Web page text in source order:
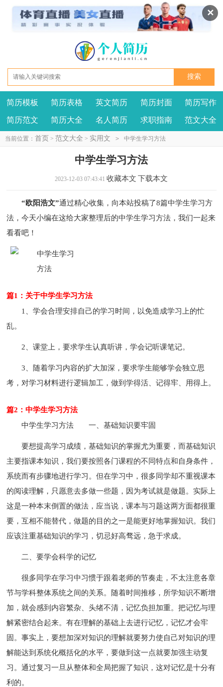
✕
我要投稿 投诉建议
简历模板 简历表格 英文简历 简历封面 简历写作
简历范文 简历大全 名人简历 求职指南 范文大全
当前位置： 首页 > 范文大全 > 实用文 > 中学生学习方法
中学生学习方法
2023-12-03 07:43:41 收藏本文 下载本文
“欧阳浩文”通过精心收集，向本站投稿了8篇中学生学习方
法，今天小编在这给大家整理后的中学生学习方法，我们一起来
看看吧！
篇1：关于中学生学习方法
1、学会合理安排自己的学习时间，以免造成学习上的忙
乱。
2、课堂上，要求学生认真听讲，学会记听课笔记。
3、随着学习内容的扩大加深，要求学生能够学会独立思
考，对学习材料进行逻辑加工，做到学得活、记得牢、用得上。
篇2：中学生学习方法
中学生学习方法
一、基础知识要牢固
要想提高学习成绩，基础知识的掌握尤为重要，而基础知识
主要指课本知识，我们要按照各门课程的不同特点和自身条件，
系统而有步骤地进行学习。但在学习中，很多同学却不重视课本
的阅读理解，只愿意去多做一些题，因为考试就是做题。实际上
这是一种本末倒置的做法，应当说，课本与习题这两方面都很重
要，互相不能替代，做题的目的之一是能更好地掌握知识。我们
应该注重基础知识的学习，切忌好高骛远，急于求成。
二、要学会科学的记忆
很多同学在学习中习惯于跟着老师的节奏走，不太注意各章
节与学科整体系统之间的关系。随着时间推移，所学知识不断增
加，就会感到内容繁杂、头绪不清，记忆负担加重。把记忆与理
解紧密结合起来。有在理解的基础上去进行记忆，记忆才会牢
固。事实上，要想加深对知识的理解就要努力使自己对知识的理
解能达到系统化概括化的水平，要做到这一点就要加强主动复
习。通过复习一旦从整体和全局把握了知识，这对记忆是十分有
利的。